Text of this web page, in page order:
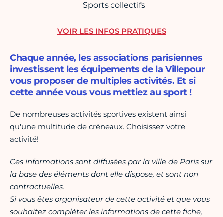
Sports collectifs
Chaque année, les associations parisiennes
investissent les équipements de la Villepour
vous proposer de multiples activités. Et si
cette année vous vous mettiez au sport !
De nombreuses activités sportives existent ainsi
qu'une multitude de créneaux. Choisissez votre
activité!
Ces informations sont diffusées par la ville de Paris sur
la base des éléments dont elle dispose, et sont non
contractuelles.
Si vous êtes organisateur de cette activité et que vous
souhaitez compléter les informations de cette fiche,
VOIR LES INFOS PRATIQUES